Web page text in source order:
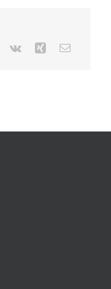
Pinterest
Vk Xing E-